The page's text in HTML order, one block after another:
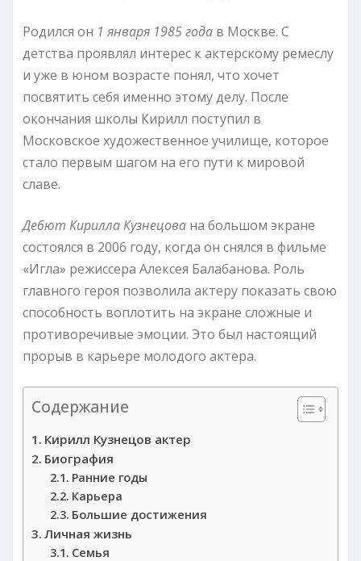
Родился он 1 января 1985 года в Москве. С
детства проявлял интерес к актерскому ремеслу
и уже в юном возрасте понял, что хочет
посвятить себя именно этому делу. После
окончания школы Кирилл поступил в
Московское художественное училище, которое
стало первым шагом на его пути к мировой
славе.
Дебют Кирилла Кузнецова на большом экране
состоялся в 2006 году, когда он снялся в фильме
«Игла» режиссера Алексея Балабанова. Роль
главного героя позволила актеру показать свою
способность воплотить на экране сложные и
противоречивые эмоции. Это был настоящий
прорыв в карьере молодого актера.
Содержание
Кирилл Кузнецов актер
Биография
Ранние годы
Карьера
Большие достижения
Личная жизнь
Семья